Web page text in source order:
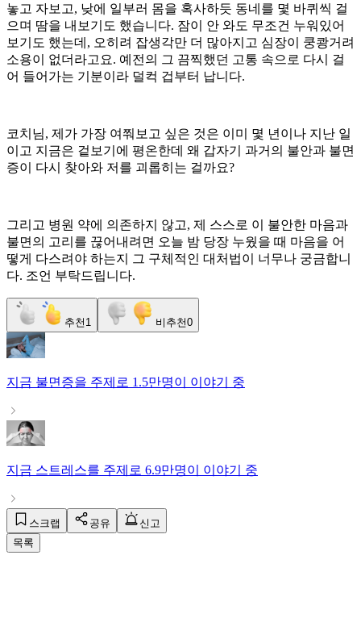
놓고 자보고, 낮에 일부러 몸을 혹사하듯 동네를 몇 바퀴씩 걸
으며 땀을 내보기도 했습니다. 잠이 안 와도 무조건 누워있어
보기도 했는데, 오히려 잡생각만 더 많아지고 심장이 쿵쾅거려
소용이 없더라고요. 예전의 그 끔찍했던 고통 속으로 다시 걸
어 들어가는 기분이라 덜컥 겁부터 납니다.
코치님, 제가 가장 여쭤보고 싶은 것은 이미 몇 년이나 지난 일
이고 지금은 겉보기에 평온한데 왜 갑자기 과거의 불안과 불면
증이 다시 찾아와 저를 괴롭히는 걸까요?
그리고 병원 약에 의존하지 않고, 제 스스로 이 불안한 마음과
불면의 고리를 끊어내려면 오늘 밤 당장 누웠을 때 마음을 어
떻게 다스려야 하는지 그 구체적인 대처법이 너무나 궁금합니
다. 조언 부탁드립니다.
추천 1 비추천0
지금 불면증을 주제로 1.5만명이 이야기 중
지금 스트레스를 주제로 6.9만명이 이야기 중
스크랩 공유
신고
목록